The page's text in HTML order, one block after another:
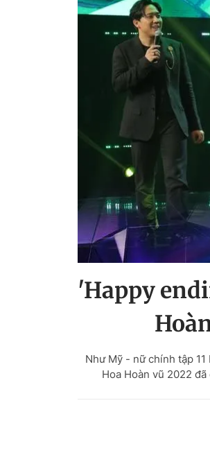
'Happy
Như Mỹ - nữ chính tập
Hoa Hoàn vũ 2022